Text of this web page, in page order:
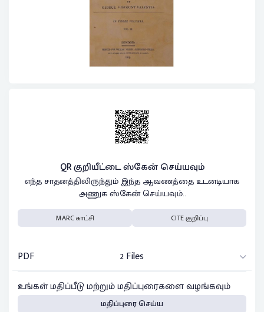
QR குறியீட்டை ஸ்கேன் செய்யவும்
எந்த சாதனத்திலிருந்தும் இந்த ஆவணத்தை உடனடியாக
அணுக ஸ்கேன் செய்யவும்..
MARC காட்சி CITE குறிப்பு
PDF
2 Files
உங்கள் மதிப்பீடு மற்றும் மதிப்புரைகளை வழங்கவும்
மதிப்புரை செய்ய